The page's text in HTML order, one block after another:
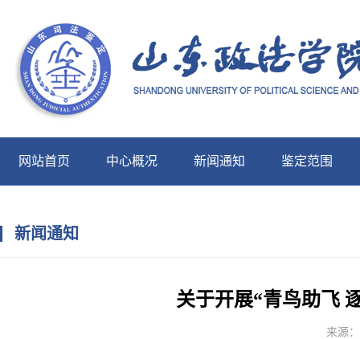
网站首页 中心概况 新闻通知 鉴定范围
新闻通知
关于开展“青鸟助飞
来源：